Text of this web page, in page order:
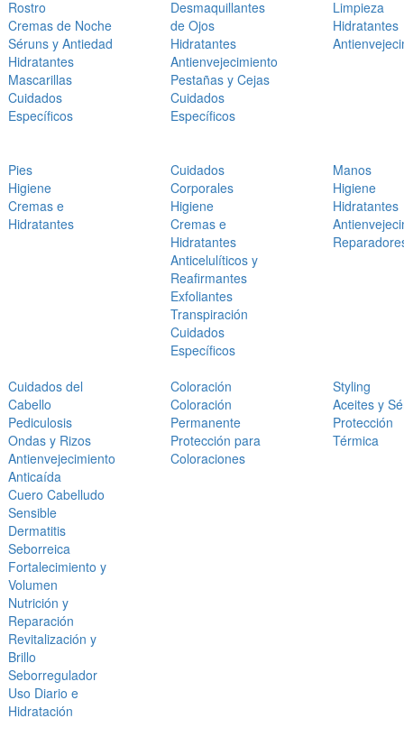
Rostro
Cremas de Noche
Séruns y Antiedad
Hidratantes
Mascarillas
Cuidados
Específicos
Desmaquillantes
de Ojos
Hidratantes
Antienvejecimiento
Pestañas y Cejas
Cuidados
Específicos
Limpieza
Hidratantes
Pies
Higiene
Cremas e
Hidratantes
Cuidados
Corporales
Higiene
Cremas e
Hidratantes
Anticelulíticos y
Reafirmantes
Exfoliantes
Transpiración
Cuidados
Específicos
Manos
Higiene
Hidratantes
Cuidados del
Cabello
Pediculosis
Ondas y Rizos
Antienvejecimiento
Anticaída
Cuero Cabelludo
Sensible
Dermatitis
Seborreica
Fortalecimiento y
Volumen
Nutrición y
Reparación
Revitalización y
Brillo
Seborregulador
Uso Diario e
Hidratación
Coloración
Coloración
Permanente
Protección para
Coloraciones
Styling
Aceites y
Protección
Térmica